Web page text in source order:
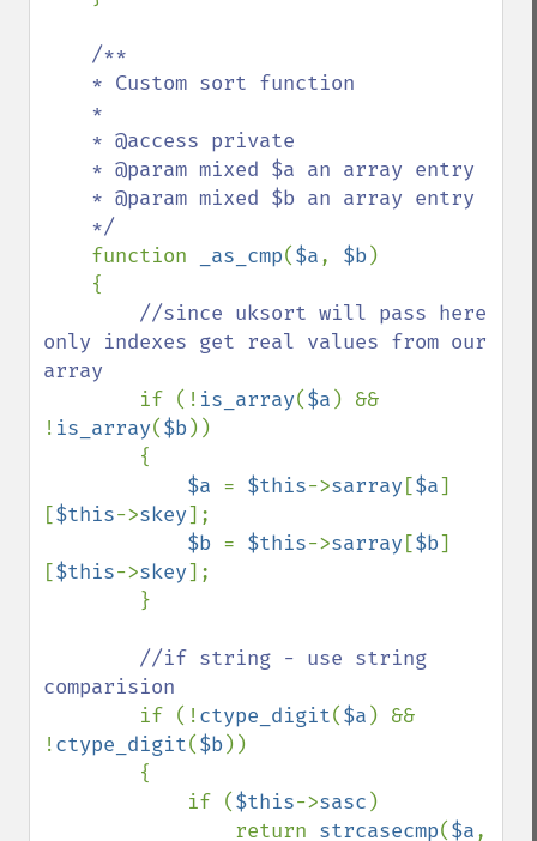
/**
function
_as_cmp($a, $b)
//since uksort will pass here
only indexes get real values from our
array
if (! is_array($a ) &&
! is_array($b))
$a = $this->sarray [$a]
[$this->skey];
$b = $this->sarray [$b]
[$this->skey];
//if string - use string
comparision
if (!ctype_digit($a ) &&
!ctype_digit($b))
            if (
$this->sasc )
                return
strcasecmp($a